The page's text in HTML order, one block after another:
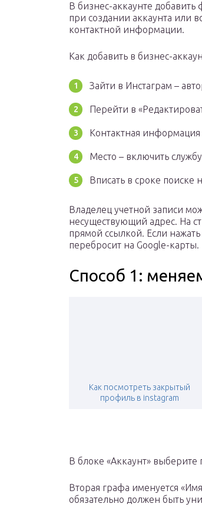
В бизнес-аккаунте
при создании аккаунта или
контактной информации.
Как добавить в бизнес-
Зайти в Инстаграм –
Перейти в
Контактная информация
Место – включить
Вписать в сроке поиске
Владелец учетной записи
несуществующий адрес. На
прямой ссылкой. Если
перебросит на Google-карты.
Способ 1:
Как посмотреть закрытый
профиль в instagram
В блоке «Аккаунт» выберите
Вторая графа именуется
обязательно должен быть